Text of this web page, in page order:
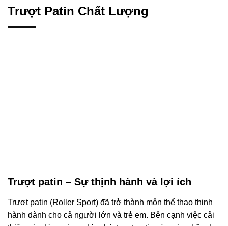
Trượt Patin Chất Lượng
Trượt patin – Sự thịnh hành và lợi ích
Trượt patin (Roller Sport) đã trở thành môn thể thao thịnh
hành dành cho cả người lớn và trẻ em. Bên cạnh việc cải